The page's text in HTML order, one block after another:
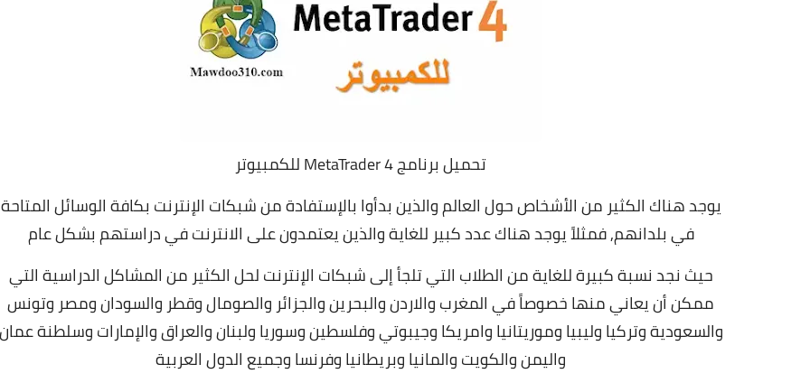
تحميل برنامج MetaTrader 4 للكمبيوتر
يوجد هناك الكثير من الأشخاص حول العالم والذين بدأوا بالإستفادة من شبكات الإنترنت بكافة الوسائل المتاحة
في بلدانهم, فمثلاً يوجد هناك عدد كبير للغاية والذين يعتمدون على الانترنت في دراستهم بشكل عام
حيث نجد نسبة كبيرة للغاية من الطلاب التي تلجأ إلى شبكات الإنترنت لحل الكثير من المشاكل الدراسية التي
ممكن أن يعاني منها خصوصاً في المغرب والاردن والبحرين والجزائر والصومال وقطر والسودان ومصر وتونس
والسعودية وتركيا وليبيا وموريتانيا وامريكا وجيبوتي وفلسطين وسوريا ولبنان والعراق والإمارات وسلطنة عمان
واليمن والكويت والمانيا وبريطانيا وفرنسا وجميع الدول العربية